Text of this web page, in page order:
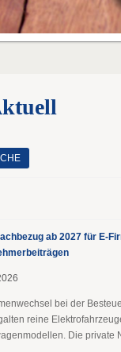
ab 2027 für E-
bei der
reine
Die private